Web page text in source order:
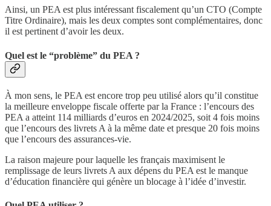
Ainsi, un PEA est plus intéressant fiscalement qu’un CTO (Compte
Titre Ordinaire), mais les deux comptes sont complémentaires, donc
il est pertinent d’avoir les deux.
Quel est le “problème” du PEA ?
À mon sens, le PEA est encore trop peu utilisé alors qu’il constitue
la meilleure enveloppe fiscale offerte par la France : l’encours des
PEA a atteint 114 milliards d’euros en 2024/2025, soit 4 fois moins
que l’encours des livrets A à la même date et presque 20 fois moins
que l’encours des assurances-vie.
La raison majeure pour laquelle les français maximisent le
remplissage de leurs livrets A aux dépens du PEA est le manque
d’éducation financière qui génère un blocage à l’idée d’investir.